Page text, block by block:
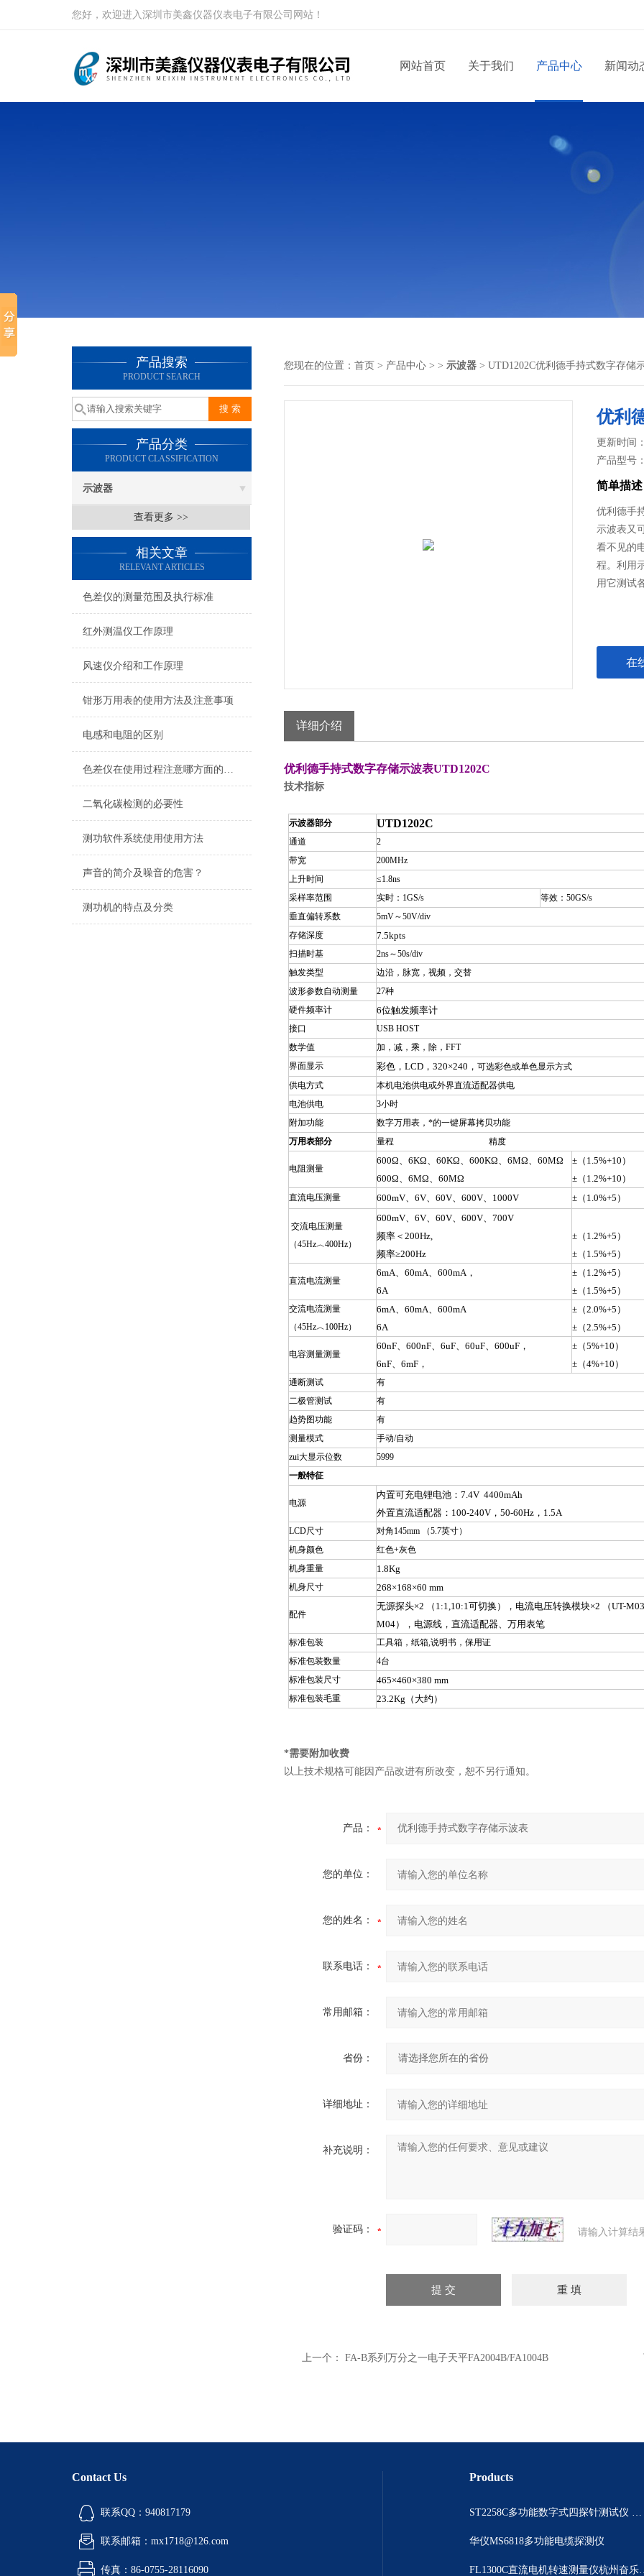
您好，欢迎进入深圳市美鑫仪器仪表电子有限公司网站！
网站首页 关于我们 产品中心 新闻动
产品搜索
PRODUCT SEARCH
产品分类
PRODUCT CLASSIFICATION
示波器
查看更多 >>
相关文章
RELEVANT ARTICLES
色差仪的测量范围及执行标准
红外测温仪工作原理
风速仪介绍和工作原理
钳形万用表的使用方法及注意事项
电感和电阻的区别
色差仪在使用过程注意哪方面的事项
二氧化碳检测的必要性
测功软件系统使用使用方法
声音的简介及噪音的危害？
测功机的特点及分类
您现在的位置： 首页 > 产品中心 > > 示波器 > UTD1202C优利德手持式数字存储
优利
更新时间
产品型号
简单描述
优利德手
示波表又
看不见的
程。利用
用它测试
在
详细介绍
优利德手持式数字存储示波表UTD1202C
技术指标
示波器部分 UTD1202C
通道
2
带宽
200MHz
上升时间
≤1.8ns
采样率范围
实时：1GS/s
等效：50GS/s
垂直偏转系数
5mV～50V/div
存储深度
7.5kpts
扫描时基 2ns～50s/div
触发类型
边沿，脉宽，视频，交替
波形参数自动测量
27种
硬件频率计
6位触发频率计
接口
USB HOST
数学值
加，减，乘，除，FFT
界面显示
彩色，LCD，320×240，可选彩色或单色显示方式
供电方式
本机电池供电或外界直流适配器供电
电池供电
3小时
附加功能
数字万用表，*的一键屏幕拷贝功能
万用表部分
量程 精度
电阻测量
600Ω、6KΩ、60KΩ、600KΩ、6MΩ、60MΩ
600Ω、6MΩ、60MΩ
±（1.5%+10）
±（1.2%+10）
直流电压测量 600mV、6V、60V、600V、1000V ±（1.0%+5）
交流电压测量
（45Hz︿400Hz）
600mV、6V、60V、600V、700V
频率＜200Hz,
频率≥200Hz
±（1.2%+5）
±（1.5%+5）
直流电流测量
6mA、60mA、600mA，
6A
±（1.2%+5）
±（1.5%+5）
交流电流测量
（45Hz︿100Hz）
6mA、60mA、600mA
6A
±（2.0%+5）
±（2.5%+5）
电容测量测量
60nF、600nF、6uF、60uF、600uF，
6nF、6mF，
±（5%+10）
±（4%+10）
通断测试
有
二极管测试
有
趋势图功能
有
测量模式
手动/自动
zui大显示位数
5999
一般特征
电源
内置可充电锂电池：7.4V 4400mAh
外置直流适配器：100-240V，50-60Hz，1.5A
LCD尺寸
对角145mm （5.7英寸）
机身颜色
红色+灰色
机身重量
1.8Kg
机身尺寸 268×168×60 mm
配件
无源探头×2 （1:1,10:1可切换），电流电压转换模块×2 （UT-
M04），电源线，直流适配器、万用表笔
标准包装
工具箱，纸箱,说明书，保用证
标准包装数量
4台
标准包装尺寸
465×460×380 mm
标准包装毛重 23.2Kg （大约）
*需要附加收费
以上技术规格可能因产品改进有所改变，恕不另行通知。
产品：
您的单位：
您的姓名：
联系电话：
常用邮箱：
省份：
详细地址：
补充说明：
验证码： 请输入计算结
上一个： FA-B系列万分之一电子天平FA2004B/FA1004B
Contact Us
联系QQ：940817179
联系邮箱：mx1718@126.com
传真：86-0755-28116090
Products
ST2258C多功能数字式四探针测试仪 电阻表
华仪MS6818多功能电缆探测仪
FL1300C直流